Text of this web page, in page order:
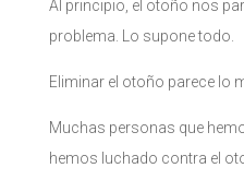
Al principio, el otoño nos
problema. Lo supone todo.
Eliminar el otoño parece lo
Muchas personas que
hemos luchado contra el